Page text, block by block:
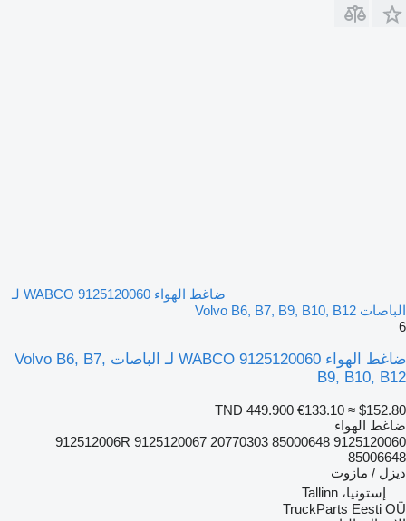
ضاغط الهواء WABCO 9125120060 لـ
الباصات Volvo B6, B7, B9, B10, B12
6
ضاغط الهواء WABCO 9125120060 لـ الباصات Volvo B6, B7,
B9, B10, B12
TND 449.900 €133.10 ≈ $152.80
ضاغط الهواء
9125120060 912512006R 9125120067 20770303 85000648
85006648
ديزل / مازوت
إستونيا، Tallinn
TruckParts Eesti OÜ